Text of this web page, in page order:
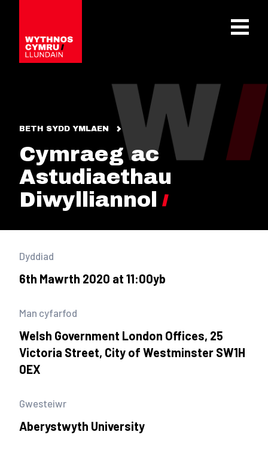
OPEN
BETH SYDD YMLAEN
Cymraeg ac
Astudiaethau
Diwylliannol
Dyddiad
6th Mawrth 2020 at 11:00yb
Man cyfarfod
Welsh Government London Offices, 25
Victoria Street, City of Westminster SW1H
0EX
Gwesteiwr
Aberystwyth University